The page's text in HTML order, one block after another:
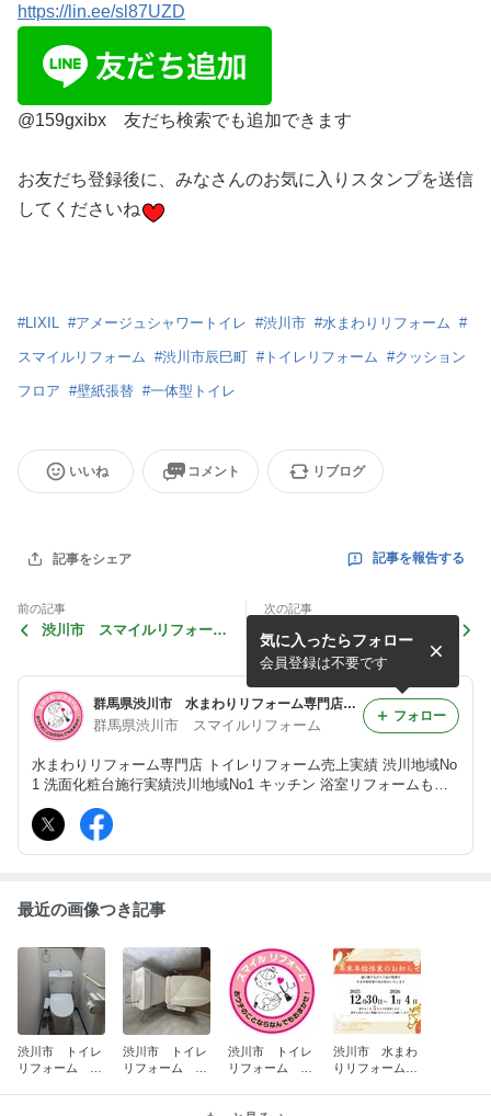
https://lin.ee/sl87UZD
@159gxibx 友だち検索でも追加できます
お友だち登録後に、みなさんのお気に入りスタンプを送信
してくださいね
#LIXIL #アメージュシャワートイレ #渋川市 #水まわりリフォーム #
スマイルリフォーム #渋川市辰巳町 #トイレリフォーム #クッション
フロア #壁紙張替 #一体型トイレ
いいね コメント リブログ
記事をシェア 記事を報告する
前の記事
渋川市 スマイルリフォー
次の記事
渋川市 トイレリフォーム
TOTO GGA 新商品
群馬県渋川市 水まわりリフォーム専門店 スマイルリフォーム
群馬県渋川市 スマイルリフォーム
水まわりリフォーム専門店 トイレリフォーム売上実績 渋川地域No
1 洗面化粧台施行実績渋川地域No1 キッチン 浴室リフォームもお
気に入ったらフォロー
会員登録は不要です
フォロー
最近の画像つき記事
渋川市 トイレ
リフォーム 和
渋川市 トイレ
リフォーム T
渋川市 トイレ
リフォーム T
渋川市 水まわ
りリフォーム専